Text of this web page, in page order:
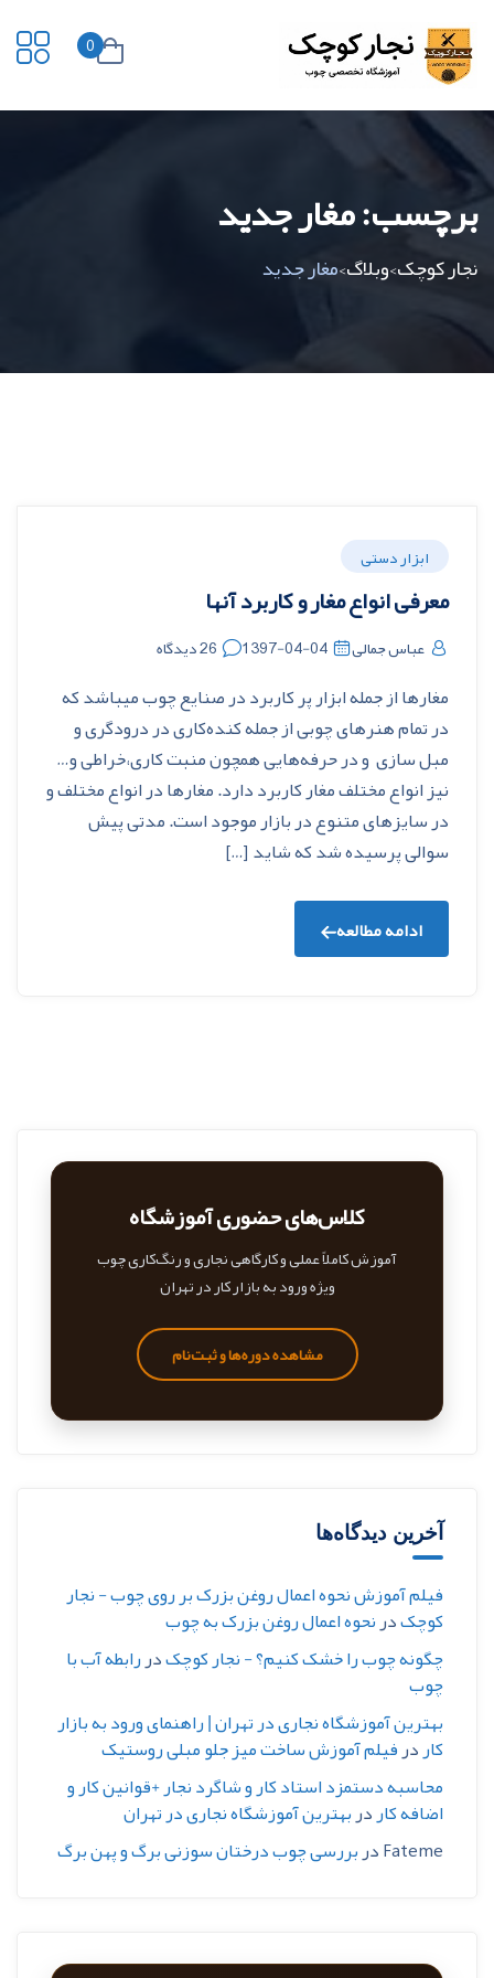
0
برچسب:مغار جدید
نجار کوچک>وبلاگ>مغار جدید
ابزار دستی
معرفی انواع مغار و کاربرد آنها
عباس جمالی 1397-04-04 26 دیدگاه
مغارها از جمله ابزار پر کاربرد در صنایع چوب میباشد که
در تمام هنرهای چوبی از جمله کنده‌کاری در درودگری و
مبل سازی و در حرفه‌هایی همچون منبت کاری،خراطی و…
نیز انواع مختلف مغار کاربرد دارد. مغارها در انواع مختلف و
در سایزهای متنوع در بازار موجود است. مدتی پیش
سوالی پرسیده شد که شاید […]
ادامه مطالعه
کلاس‌های حضوری آموزشگاه
آموزش کاملاً عملی و کارگاهی نجاری و رنگ‌کاری چوب
ویژه ورود به بازار کار در تهران
مشاهده دوره‌ها و ثبت‌نام
آخرین دیدگاه‌ها
فیلم آموزش نحوه اعمال روغن بزرک بر روی چوب - نجار
کوچکدرنحوه اعمال روغن بزرک به چوب
چگونه چوب را خشک کنیم؟ - نجار کوچکدررابطه آب با
چوب
بهترین آموزشگاه نجاری در تهران | راهنمای ورود به بازار
کاردرفیلم آموزش ساخت میز جلو مبلی روستیک
محاسبه دستمزد استاد کار و شاگرد نجار +قوانین کار و
اضافه کاردربهترین آموزشگاه نجاری در تهران
Fatemeدربررسی چوب درختان سوزنی برگ و پهن برگ